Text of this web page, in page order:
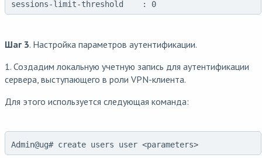
Шаг 3. Настройка параметров аутентификации.
1. Создадим локальную учетную запись для аутентификации
сервера, выступающего в роли VPN-клиента.
Для этого используется следующая команда:
Admin@ug# create users user <parameters>